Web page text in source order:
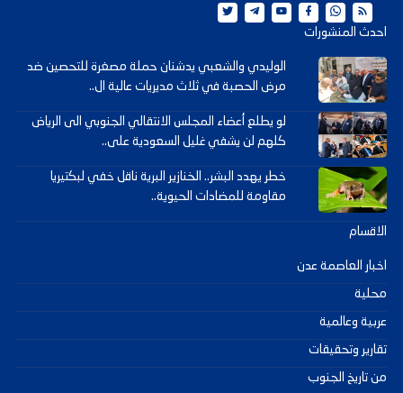
احدث المنشورات
الوليدي والشعبي يدشنان حملة مصغرة للتحصين ضد
مرض الحصبة في ثلاث مديريات عالية ال..
لو يطلع أعضاء المجلس الانتقالي الجنوبي الى الرياض
كلهم لن يشفي غليل السعودية على..
خطر يهدد البشر.. الخنازير البرية ناقل خفي لبكتيريا
مقاومة للمضادات الحيوية..
الاقسام
اخبار العاصمة عدن
محلية
عربية وعالمية
تقارير وتحقيقات
من تاريخ الجنوب